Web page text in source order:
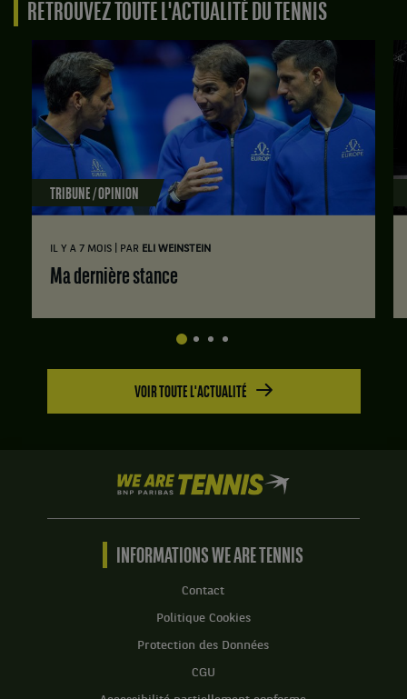
RETROUVEZ TOUTE L'ACTUALITÉ DU TENNIS
TRIBUNE / OPINION
IL Y A 7 MOIS PAR ELI WEINSTEIN
Ma dernière stance
VOIR TOUTE L'ACTUALITÉ
We
are
Tennis
BNP
Accueil
INFORMATIONS WE ARE TENNIS
Contact
Politique Cookies
Protection des Données
CGU